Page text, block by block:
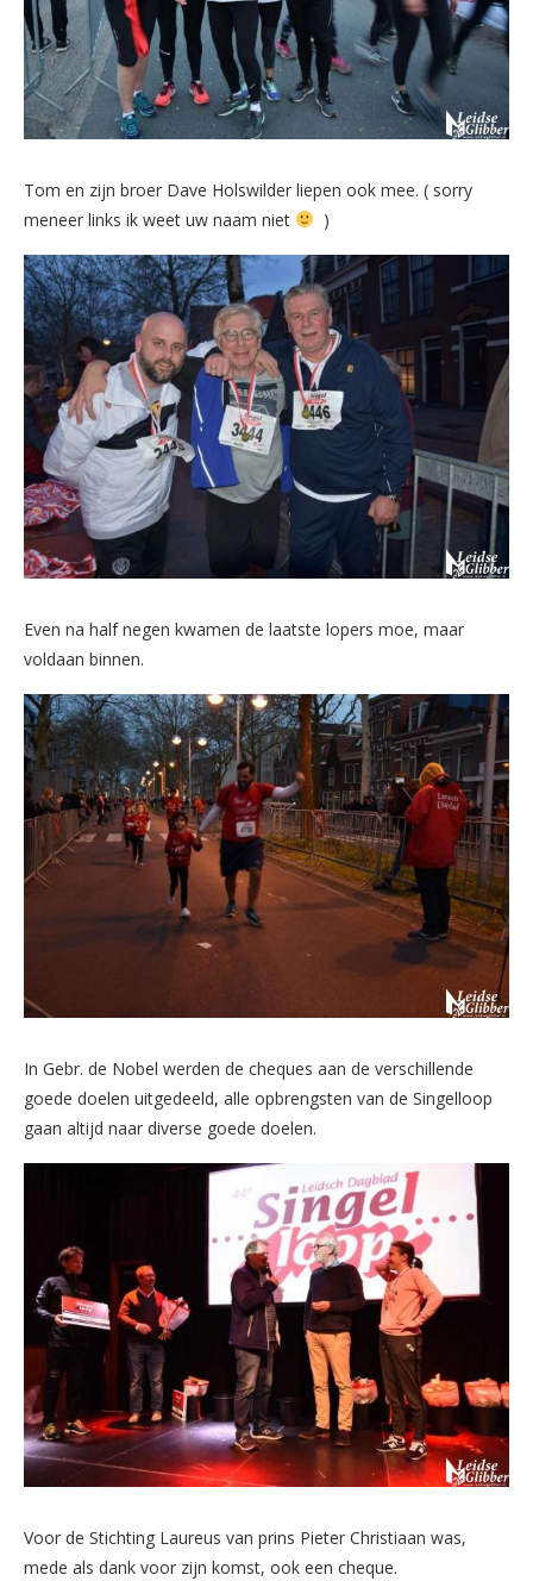
Tom en zijn broer Dave Holswilder liepen ook mee. ( sorry
meneer links ik weet uw naam niet
)
Even na half negen kwamen de laatste lopers moe, maar
voldaan binnen.
In Gebr. de Nobel werden de cheques aan de verschillende
goede doelen uitgedeeld, alle opbrengsten van de Singelloop
gaan altijd naar diverse goede doelen.
Voor de Stichting Laureus van prins Pieter Christiaan was,
mede als dank voor zijn komst, ook een cheque.